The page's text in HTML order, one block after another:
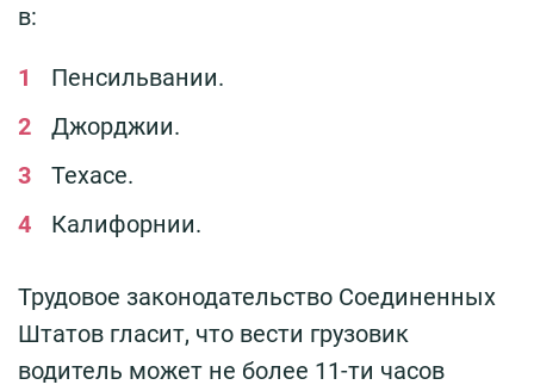
в:
Пенсильвании.
Джорджии.
Техасе.
Калифорнии.
Трудовое законодательство Соединенных
Штатов гласит, что вести грузовик
водитель может не более 11-ти часов